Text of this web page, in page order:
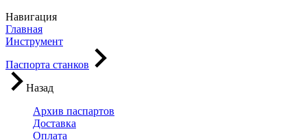
Навигация
Главная
Инструмент
Паспорта станков
Назад
Архив паспартов
Доставка
Оплата